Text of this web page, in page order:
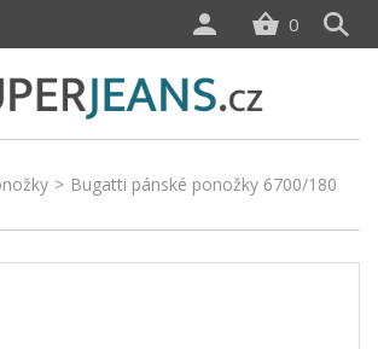
> Bugatti pánské ponožky 6700/180
0